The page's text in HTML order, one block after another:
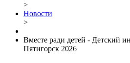
>
Новости
>
Вместе ради детей - Детский
Пятигорск 2026